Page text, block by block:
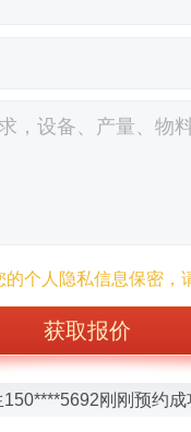
的个人隐私信息保密，
131****7997刚刚预约成
150****5692刚刚预约成
刚刚预约成